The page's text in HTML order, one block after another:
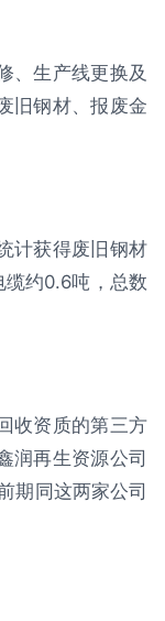
、生产线更换及
旧钢材、报废金
计获得废旧钢材
约0.6吨，总数
收资质的第三方
润再生资源公司
期同这两家公司